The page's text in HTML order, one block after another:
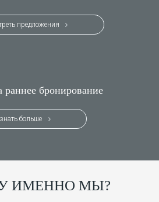
предложения
раннее бронирование
больше
ИМЕННО МЫ?